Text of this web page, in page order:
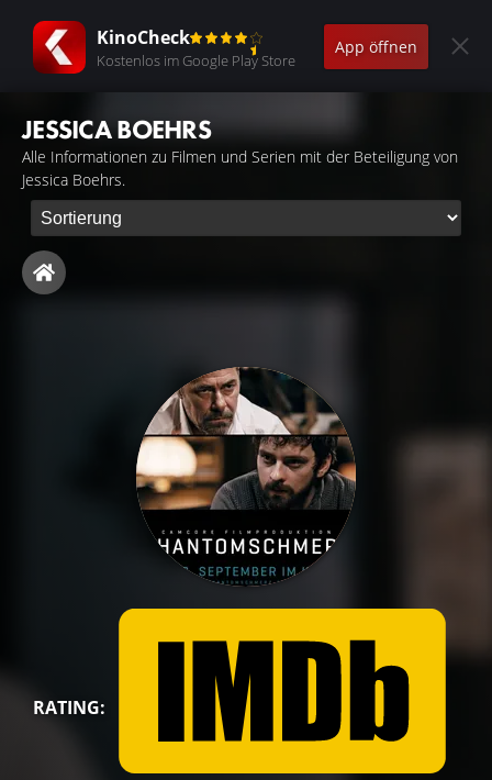
KinoCheck
Kostenlos im Google Play Store
App öffnen
JESSICA BOEHRS
Alle Informationen zu Filmen und Serien mit der Beteiligung von
Jessica Boehrs.
RATING: